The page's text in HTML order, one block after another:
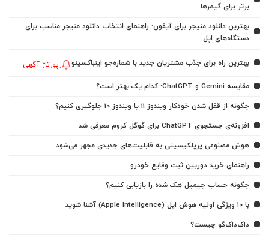
برتر برای گیمرها
بهترین دانلود منیجر برای آیفون: راهنمای انتخاب دانلود منیجر مناسب برای
دستگاه‌های اپل
بهترین راه برای جذب مشتریان جدید با شماره‌جو اینباکسینو رپورتاژ آگهی
مقایسه Gemini و ChatGPT: کدام یک بهتر است؟
چگونه از قفل شدن خودکار ویندوز 11 یا ویندوز 10 جلوگیری کنیم؟
افزونه‌ی جستجوی ChatGPT برای گوگل کروم معرفی شد
هوش مصنوعی پرپلکیسیتی به قابلیت‌های جدیدی مجهز می‌شود
راهنمای خرید دوربین ثبت وقایع خودرو
چگونه حساب جیمیل هک شده را بازیابی کنیم؟
با ۱۰ ویژگی اولیه هوش اپل (Apple Intelligence) آشنا شوید
داک‌داک‌گو چیست؟